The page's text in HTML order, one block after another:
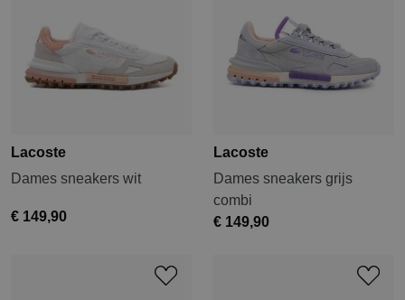
Lacoste
Dames sneakers wit
€ 149,90
Lacoste
Dames sneakers grijs
combi
€ 149,90